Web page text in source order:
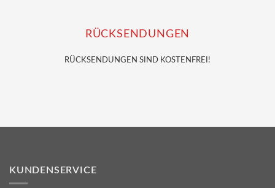
RÜCKSENDUNGEN
RÜCKSENDUNGEN SIND KOSTENFREI!
KUNDENSERVICE